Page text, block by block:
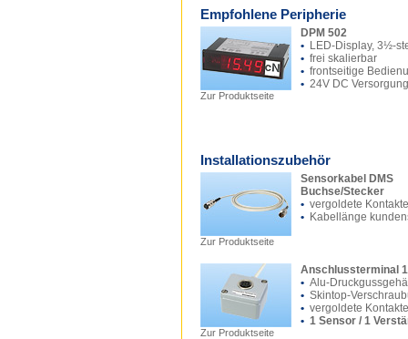
Empfohlene Peripherie
Zur Produktseite
DPM 502
• LED-Display, 3½-
• frei skalierbar
• frontseitige
• 24V DC Versorgung
Installationszubehör
Zur Produktseite
Sensorkabel DMS
Buchse/Stecker
• vergoldete Kontakte
• Kabellänge
Zur Produktseite
Anschlussterminal
• Alu-
• Skintop-
• vergoldete Kontakte
• 1 Sensor / 1